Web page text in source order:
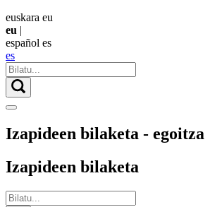
euskara eu
eu |
español es
es
Izapideen bilaketa - egoitza
Izapideen bilaketa